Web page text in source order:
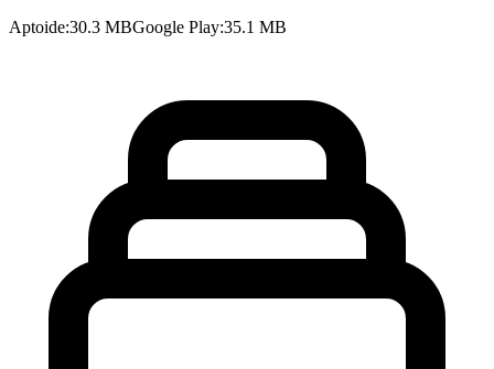
Aptoide:30.3 MBGoogle Play:35.1 MB